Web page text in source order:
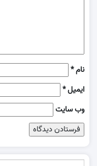
نام*
ایمیل*
وب‌ سایت